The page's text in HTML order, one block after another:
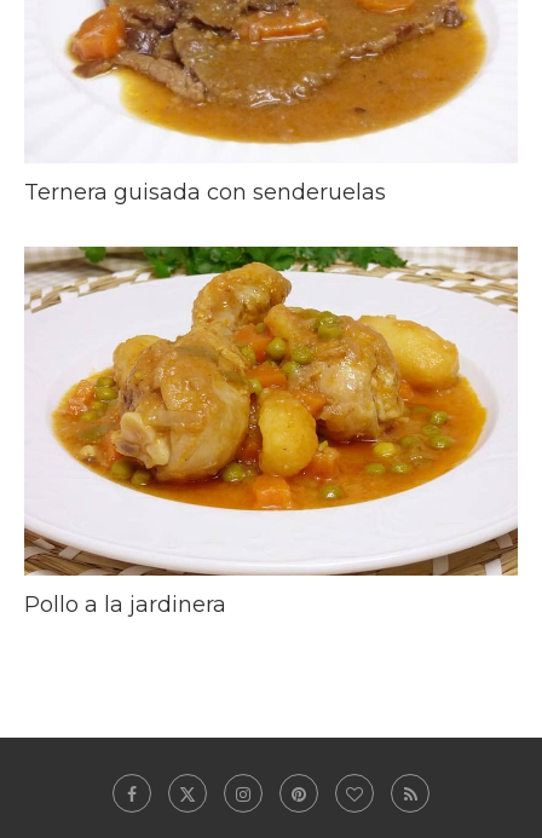
Ternera guisada con senderuelas
Pollo a la jardinera